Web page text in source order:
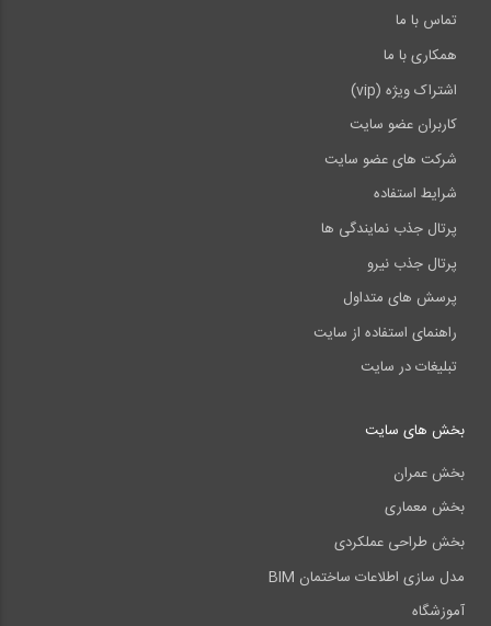
تماس با ما
همکاری با ما
اشتراک ویژه (vip)
کاربران عضو سایت
شرکت های عضو سایت
شرایط استفاده
پرتال جذب نمایندگی ها
پرتال جذب نیرو
پرسش های متداول
راهنمای استفاده از سایت
تبلیغات در سایت
بخش های سایت
بخش عمران
بخش معماری
بخش طراحی عملکردی
مدل سازی اطلاعات ساختمان BIM
آموزشگاه